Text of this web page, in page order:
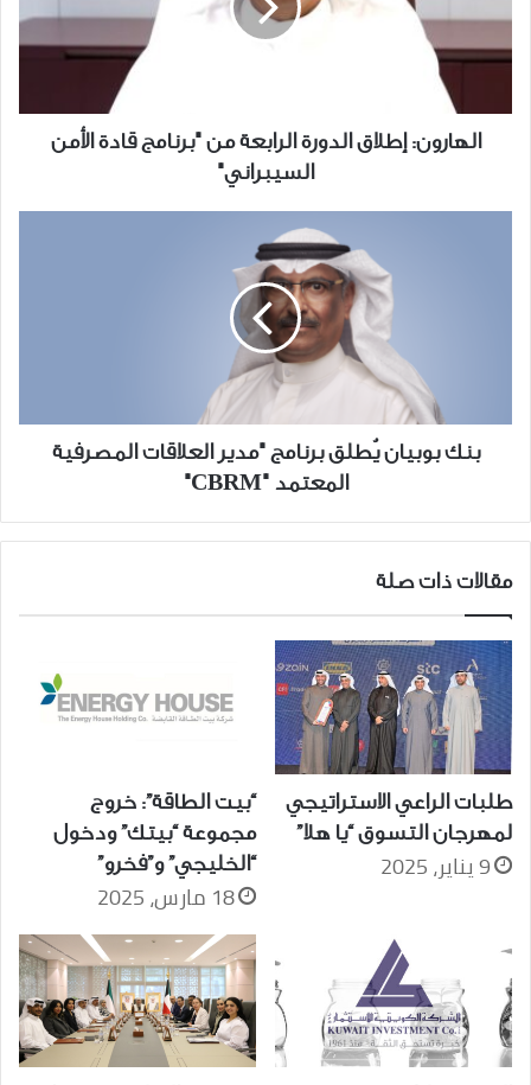
من
"برنامج
قادة
الأمن
السيبراني"
الهارون: إطلاق الدورة الرابعة من "برنامج قادة الأمن
السيبراني"
بنك
المصرفية
المعتمد
بنك بوبيان يُطلق برنامج "مدير العلاقات المصرفية
المعتمد "CBRM"
مقالات ذات صلة
طلبات الراعي الاستراتيجي
لمهرجان التسوق “يا هلا”
9 يناير، 2025
“بيت الطاقة”: خروج
مجموعة “بيتك” ودخول
“الخليجي” و”فخرو”
18 مارس، 2025